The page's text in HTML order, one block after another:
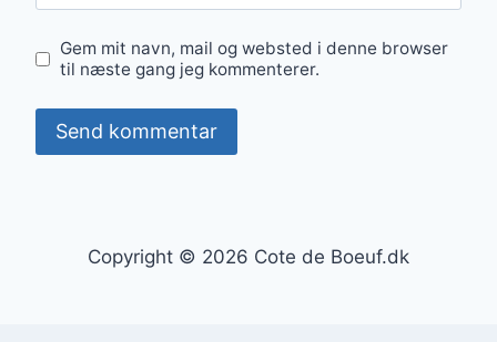
Gem mit navn, mail og websted i denne browser
til næste gang jeg kommenterer.
Copyright © 2026 Cote de Boeuf.dk